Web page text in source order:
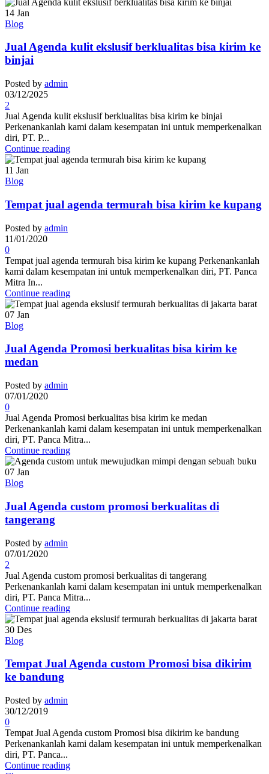
14 Jan
Blog
Jual Agenda kulit ekslusif berklualitas bisa kirim ke
binjai
Posted by admin
03/12/2025
2
Jual Agenda kulit ekslusif berklualitas bisa kirim ke binjai
Perkenankanlah kami dalam kesempatan ini untuk memperkenalkan
diri, PT. P...
Continue reading
11 Jan
Blog
Tempat jual agenda termurah bisa kirim ke kupang
Posted by admin
11/01/2020
0
Tempat jual agenda termurah bisa kirim ke kupang Perkenankanlah
kami dalam kesempatan ini untuk memperkenalkan diri, PT. Panca
Mitra In...
Continue reading
07 Jan
Blog
Jual Agenda Promosi berkualitas bisa kirim ke
medan
Posted by admin
07/01/2020
0
Jual Agenda Promosi berkualitas bisa kirim ke medan
Perkenankanlah kami dalam kesempatan ini untuk memperkenalkan
diri, PT. Panca Mitra...
Continue reading
07 Jan
Blog
Jual Agenda custom promosi berkualitas di
tangerang
Posted by admin
07/01/2020
2
Jual Agenda custom promosi berkualitas di tangerang
Perkenankanlah kami dalam kesempatan ini untuk memperkenalkan
diri, PT. Panca Mitra...
Continue reading
30 Des
Blog
Tempat Jual Agenda custom Promosi bisa dikirim
ke bandung
Posted by admin
30/12/2019
0
Tempat Jual Agenda custom Promosi bisa dikirim ke bandung
Perkenankanlah kami dalam kesempatan ini untuk memperkenalkan
diri, PT. Panca...
Continue reading